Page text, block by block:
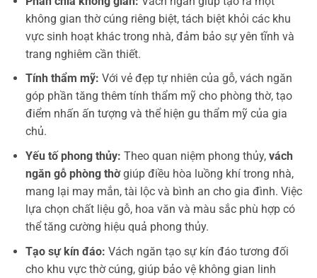
không gian thờ cúng riêng biệt, tách biệt khỏi các khu
vực sinh hoạt khác trong nhà, đảm bảo sự yên tĩnh và
trang nghiêm cần thiết.
Tính thẩm mỹ: Với vẻ đẹp tự nhiên của gỗ, vách ngăn
góp phần tăng thêm tính thẩm mỹ cho phòng thờ, tạo
điểm nhấn ấn tượng và thể hiện gu thẩm mỹ của gia
chủ.
Yếu tố phong thủy: Theo quan niệm phong thủy, vách
ngăn gỗ phòng thờgiúp điều hòa luồng khí trong nhà,
mang lại may mắn, tài lộc và bình an cho gia đình. Việc
lựa chọn chất liệu gỗ, hoa văn và màu sắc phù hợp có
thể tăng cường hiệu quả phong thủy.
Tạo sự kín đáo: Vách ngăn tạo sự kín đáo tương đối
cho khu vực thờ cúng, giúp bảo vệ không gian linh